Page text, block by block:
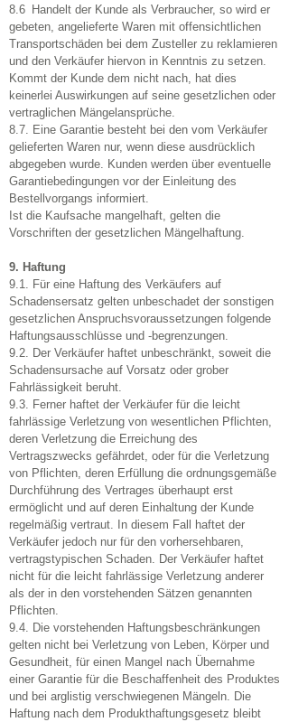
8.6 Handelt der Kunde als Verbraucher, so wird er
gebeten, angelieferte Waren mit offensichtlichen
Transportschäden bei dem Zusteller zu reklamieren
und den Verkäufer hiervon in Kenntnis zu setzen.
Kommt der Kunde dem nicht nach, hat dies
keinerlei Auswirkungen auf seine gesetzlichen oder
vertraglichen Mängelansprüche.
8.7. Eine Garantie besteht bei den vom Verkäufer
gelieferten Waren nur, wenn diese ausdrücklich
abgegeben wurde. Kunden werden über eventuelle
Garantiebedingungen vor der Einleitung des
Bestellvorgangs informiert.
Ist die Kaufsache mangelhaft, gelten die
Vorschriften der gesetzlichen Mängelhaftung.
9. Haftung
9.1. Für eine Haftung des Verkäufers auf
Schadensersatz gelten unbeschadet der sonstigen
gesetzlichen Anspruchsvoraussetzungen folgende
Haftungsausschlüsse und -begrenzungen.
9.2. Der Verkäufer haftet unbeschränkt, soweit die
Schadensursache auf Vorsatz oder grober
Fahrlässigkeit beruht.
9.3. Ferner haftet der Verkäufer für die leicht
fahrlässige Verletzung von wesentlichen Pflichten,
deren Verletzung die Erreichung des
Vertragszwecks gefährdet, oder für die Verletzung
von Pflichten, deren Erfüllung die ordnungsgemäße
Durchführung des Vertrages überhaupt erst
ermöglicht und auf deren Einhaltung der Kunde
regelmäßig vertraut. In diesem Fall haftet der
Verkäufer jedoch nur für den vorhersehbaren,
vertragstypischen Schaden. Der Verkäufer haftet
nicht für die leicht fahrlässige Verletzung anderer
als der in den vorstehenden Sätzen genannten
Pflichten.
9.4. Die vorstehenden Haftungsbeschränkungen
gelten nicht bei Verletzung von Leben, Körper und
Gesundheit, für einen Mangel nach Übernahme
einer Garantie für die Beschaffenheit des Produktes
und bei arglistig verschwiegenen Mängeln. Die
Haftung nach dem Produkthaftungsgesetz bleibt